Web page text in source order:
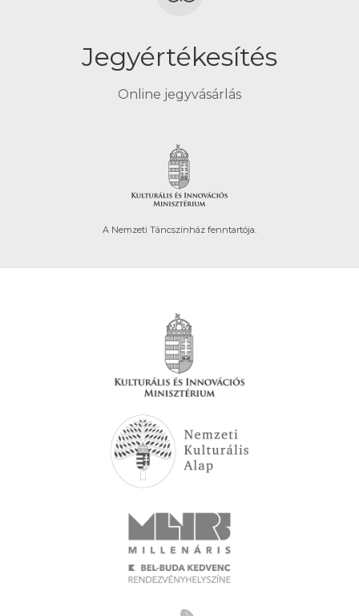
Jegyértékesítés
Online jegyvásárlás
A Nemzeti Táncszínház fenntartója.